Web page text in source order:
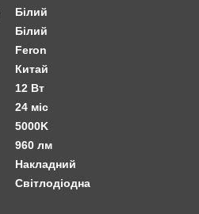
Білий
Білий
Feron
Китай
12 Вт
24 міс
5000K
960 лм
Накладний
Світлодіодна